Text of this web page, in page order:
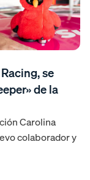
se
de la
Carolina
colaborador y